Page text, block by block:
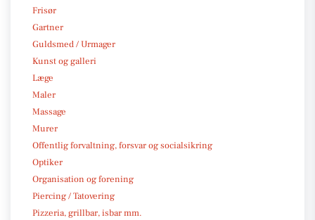
Frisør
Gartner
Guldsmed / Urmager
Kunst og galleri
Læge
Maler
Massage
Murer
Offentlig forvaltning, forsvar og socialsikring
Optiker
Organisation og forening
Piercing / Tatovering
Pizzeria, grillbar, isbar mm.